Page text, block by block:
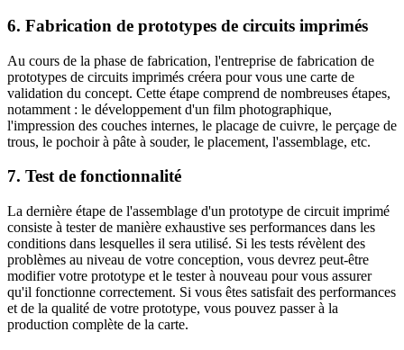
6. Fabrication de prototypes de circuits imprimés
Au cours de la phase de fabrication, l'entreprise de fabrication de
prototypes de circuits imprimés créera pour vous une carte de
validation du concept. Cette étape comprend de nombreuses étapes,
notamment : le développement d'un film photographique,
l'impression des couches internes, le placage de cuivre, le perçage de
trous, le pochoir à pâte à souder, le placement, l'assemblage, etc.
7. Test de fonctionnalité
La dernière étape de l'assemblage d'un prototype de circuit imprimé
consiste à tester de manière exhaustive ses performances dans les
conditions dans lesquelles il sera utilisé. Si les tests révèlent des
problèmes au niveau de votre conception, vous devrez peut-être
modifier votre prototype et le tester à nouveau pour vous assurer
qu'il fonctionne correctement. Si vous êtes satisfait des performances
et de la qualité de votre prototype, vous pouvez passer à la
production complète de la carte.